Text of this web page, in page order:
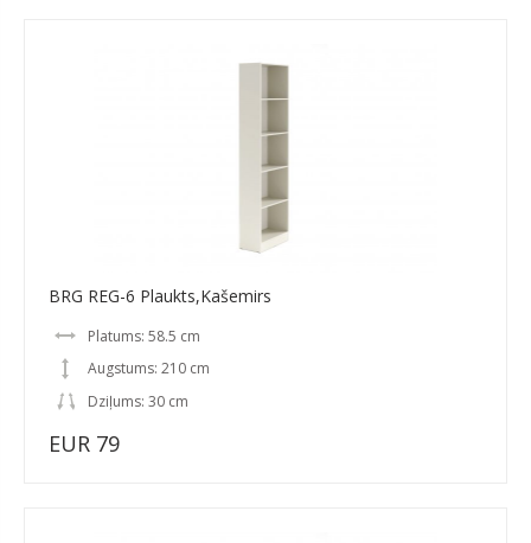
BRG REG-6 Plaukts,Kašemirs
Platums: 58.5 cm
Augstums: 210 cm
Dziļums: 30 cm
EUR 79